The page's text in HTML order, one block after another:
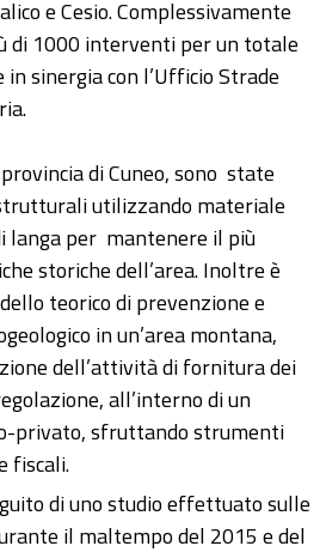
e Cesio. Complessivamente
di 1000 interventi per un totale
sinergia con l’Ufficio Strade
di Cuneo, sono state
utilizzando materiale
langa per mantenere il più
storiche dell’area. Inoltre è
teorico di prevenzione e
in un’area montana,
dell’attività di fornitura dei
all’interno di un
privato, sfruttando strumenti
fiscali.
di uno studio effettuato sulle
il maltempo del 2015 e del